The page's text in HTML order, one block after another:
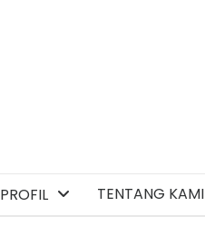
PROFIL TENTANG KAMI